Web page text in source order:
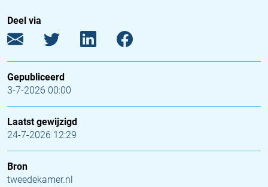
Deel via
Gepubliceerd
3-7-2026 00:00
Laatst gewijzigd
24-7-2026 12:29
Bron
tweedekamer.nl